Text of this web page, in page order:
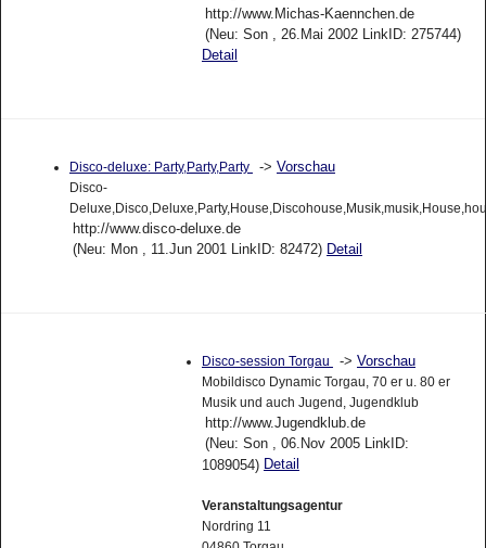
http://www.Michas-Kaennchen.de
(Neu: Son , 26.Mai 2002 LinkID: 275744)
Detail
Disco-deluxe: Party,Party,Party -> Vorschau
Disco-
http://www.disco-deluxe.de
(Neu: Mon , 11.Jun 2001 LinkID: 82472) Detail
Disco-session Torgau -> Vorschau
Mobildisco Dynamic Torgau, 70 er u. 80 er
Musik und auch Jugend, Jugendklub
http://www.Jugendklub.de
(Neu: Son , 06.Nov 2005 LinkID:
1089054) Detail
Veranstaltungsagentur
Nordring 11